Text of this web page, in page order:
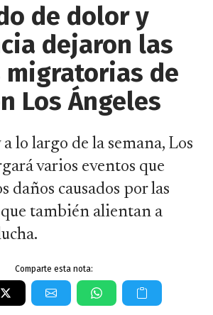
de dolor y
dejaron las
migratorias de
Los Ángeles
a lo largo de la semana, Los
varios eventos que
daños causados por las
también alientan a
Comparte esta nota: